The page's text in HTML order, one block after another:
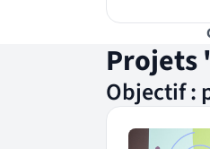
Projets
Objectif :